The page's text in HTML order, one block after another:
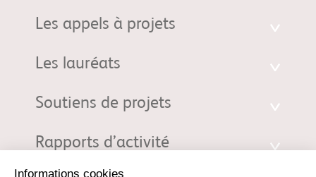
Les appels à projets
Les lauréats
Soutiens de projets
Rapports d’activité